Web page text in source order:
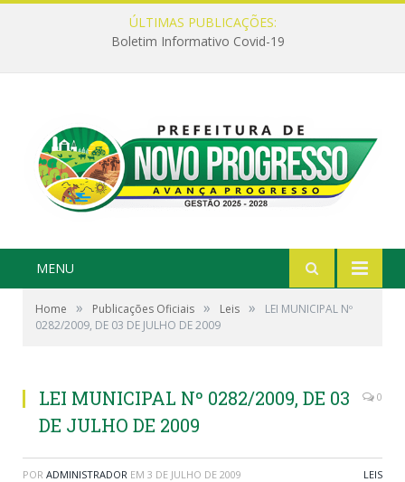
ÚLTIMAS PUBLICAÇÕES:
Boletim Informativo Covid-19
MENU
Home » Publicações Oficiais » Leis »
LEI MUNICIPAL Nº
0282/2009, DE 03 DE JULHO DE 2009
LEI MUNICIPAL Nº 0282/2009, DE 03
DE JULHO DE 2009
0
POR ADMINISTRADOR EM 3 DE JULHO DE 2009 LEIS